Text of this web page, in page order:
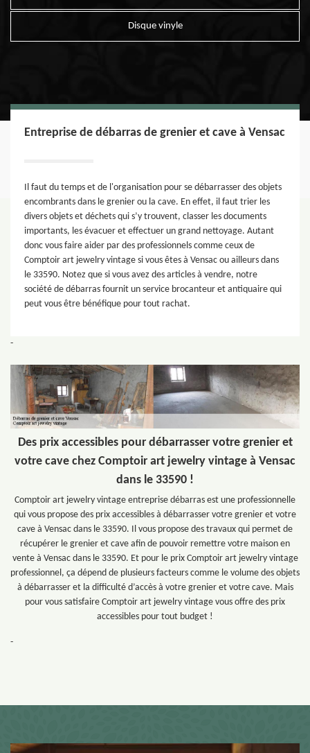
Disque vinyle
Entreprise de débarras de grenier et cave à Vensac
Il faut du temps et de l'organisation pour se débarrasser des objets
encombrants dans le grenier ou la cave. En effet, il faut trier les
divers objets et déchets qui s’y trouvent, classer les documents
importants, les évacuer et effectuer un grand nettoyage. Autant
donc vous faire aider par des professionnels comme ceux de
Comptoir art jewelry vintage si vous êtes à Vensac ou ailleurs dans
le 33590. Notez que si vous avez des articles à vendre, notre
société de débarras fournit un service brocanteur et antiquaire qui
peut vous être bénéfique pour tout rachat.
-
Des prix accessibles pour débarrasser votre grenier et
votre cave chez Comptoir art jewelry vintage à Vensac
dans le 33590 !
Comptoir art jewelry vintage entreprise débarras est une professionnelle
qui vous propose des prix accessibles à débarrasser votre grenier et votre
cave à Vensac dans le 33590. Il vous propose des travaux qui permet de
récupérer le grenier et cave afin de pouvoir remettre votre maison en
vente à Vensac dans le 33590. Et pour le prix Comptoir art jewelry vintage
professionnel, ça dépend de plusieurs facteurs comme le volume des objets
à débarrasser et la difficulté d’accès à votre grenier et votre cave. Mais
pour vous satisfaire Comptoir art jewelry vintage vous offre des prix
accessibles pour tout budget !
-